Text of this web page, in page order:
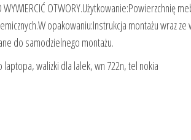
WYWIERCIĆ OTWORY.Użytkowanie:Powierzchnię
opakowaniu:Instrukcja montażu wraz
do samodzielnego montażu.
laptopa, walizki dla lalek, wn 722n, tel nokia